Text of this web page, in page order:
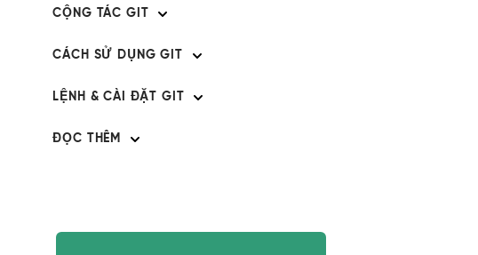
CỘNG TÁC GIT
CÁCH SỬ DỤNG GIT
LỆNH & CÀI ĐẶT GIT
ĐỌC THÊM